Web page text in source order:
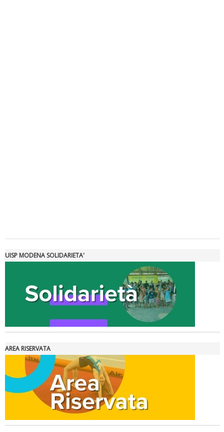
Tiziano Pesce a Radio InBlu2000 traccia il bilancio della stagione
Ddl Lobby, Uisp: “Il Parlamento valorizzi le nostre specificità"
UISP MODENA SOLIDARIETA'
AREA RISERVATA